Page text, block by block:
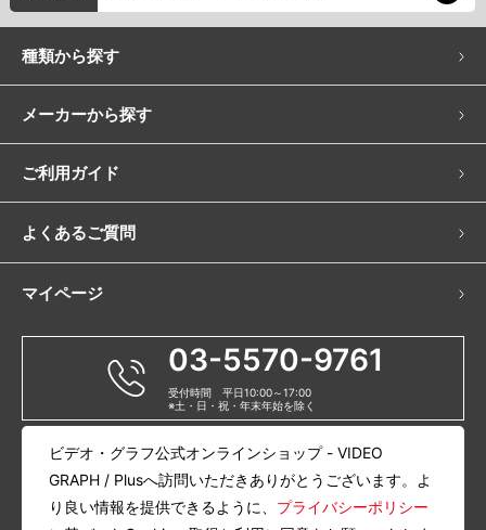
種類から探す
メーカーから探す
ご利用ガイド
よくあるご質問
マイページ
03-5570-9761
受付時間 平日10:00～17:00
※土・日・祝・年末年始を除く
当サイトについて
会社概要
特定商取引に関する法律に基づく表記
プライバシーポリシー 利用規約
ビデオ・グラフ公式オンラインショップ - VIDEO
GRAPH / Plusへ訪問いただきありがとうございます。よ
り良い情報を提供できるように、 プライバシーポリシー